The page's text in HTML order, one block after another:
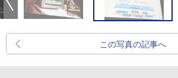
この写真の記事へ